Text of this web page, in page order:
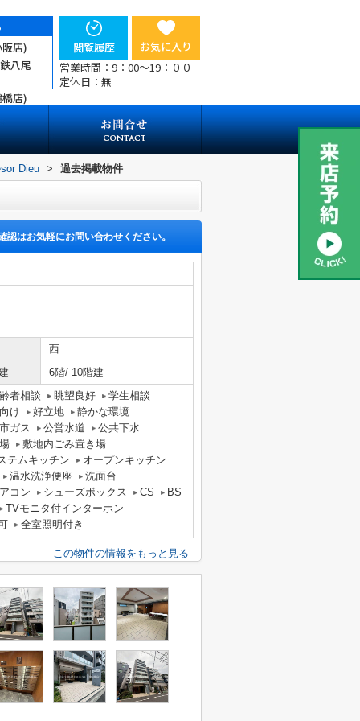
店)
八尾
店)
閲覧履歴
お気に入り
営業時間：9：00～19：００
定休日：無
Dieu > 過去掲載物件
認はお気軽にお問い合わせください。
西
6階/ 10階建
者相談
眺望良好
学生相談
け
好立地
静かな環境
ガス
公営水道
公共下水
敷地内ごみ置き場
テムキッチン
オープンキッチン
温水洗浄便座
洗面台
コン
シューズボックス CS
BS
TVモニタ付インターホン
全室照明付き
この物件の情報をもっと見る